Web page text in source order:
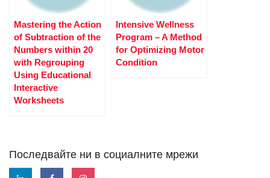
Mastering the Action
of Subtraction of the
Numbers within 20
with Regrouping
Using Educational
Interactive
Worksheets
Intensive Wellness
Program – A Method
for Optimizing Motor
Condition
Последвайте ни в социалните мрежи